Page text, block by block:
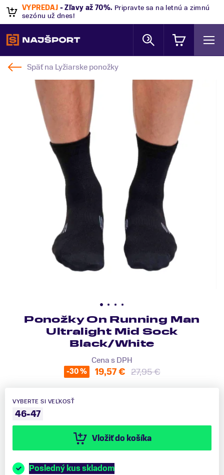
VÝPREDAJ - Zľavy až 70%. Pripravte sa na letnú a zimnú
sezónu už dnes!
Späť na Lyžiarske ponožky
Ponožky On Running Man
Ultralight Mid Sock
Black/White
Cena s DPH
-30 % 19,57 € 27,95 €
VYBERTE SI VEĽKOSŤ
46-47
Vložiť do košíka
Posledný kus skladom